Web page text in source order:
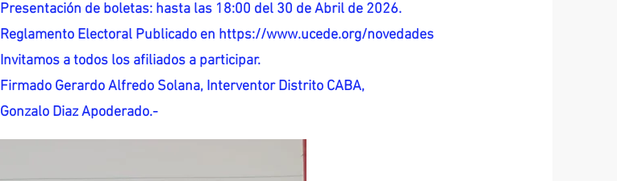
Presentación de boletas: hasta las 18:00 del 30 de Abril de 2026.
Reglamento Electoral Publicado en https://www.ucede.org/novedades
Invitamos a todos los afiliados a participar.
Firmado Gerardo Alfredo Solana, Interventor Distrito CABA,
Gonzalo Diaz Apoderado.-